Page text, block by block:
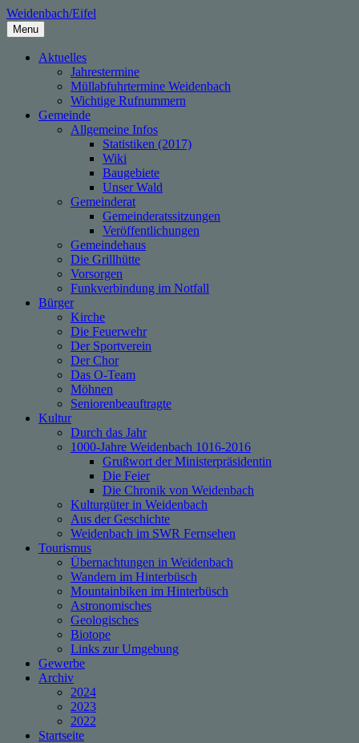
Skip
to
content
Weidenbach/Eifel
Menu
Aktuelles
Jahrestermine
Müllabfuhrtermine Weidenbach
Wichtige Rufnummern
Gemeinde
Allgemeine Infos
Statistiken (2017)
Wiki
Baugebiete
Unser Wald
Gemeinderat
Gemeinderatssitzungen
Veröffentlichungen
Gemeindehaus
Die Grillhütte
Vorsorgen
Funkverbindung im Notfall
Bürger
Kirche
Die Feuerwehr
Der Sportverein
Der Chor
Das O-Team
Möhnen
Seniorenbeauftragte
Kultur
Durch das Jahr
1000-Jahre Weidenbach 1016-2016
Grußwort der Ministerpräsidentin
Die Feier
Die Chronik von Weidenbach
Kulturgüter in Weidenbach
Aus der Geschichte
Weidenbach im SWR Fernsehen
Tourismus
Übernachtungen in Weidenbach
Wandern im Hinterbüsch
Mountainbiken im Hinterbüsch
Astronomisches
Geologisches
Biotope
Links zur Umgebung
Gewerbe
Archiv
2024
2023
2022
Startseite